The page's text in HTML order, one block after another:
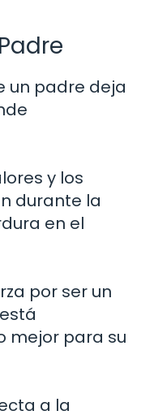
un padre deja
y los
durante la
en el
por ser un
mejor para su
a la